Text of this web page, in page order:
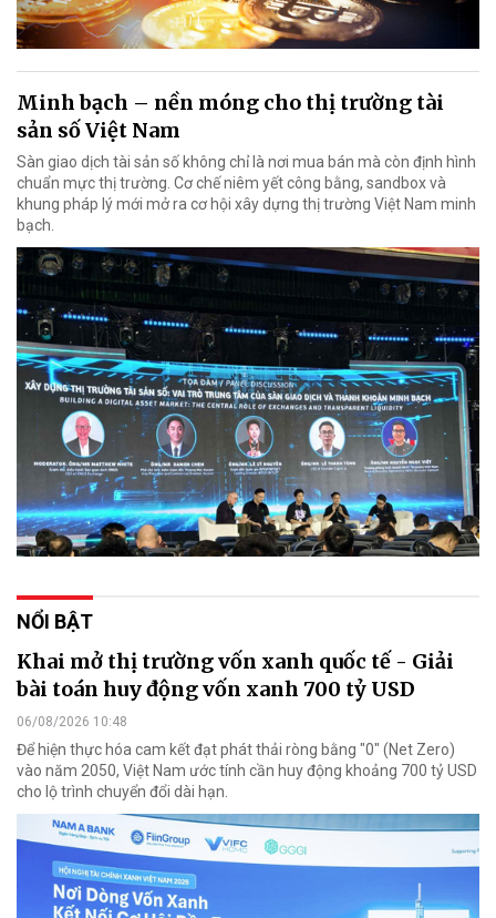
Minh bạch – nền móng cho thị trường tài
sản số Việt Nam
Sàn giao dịch tài sản số không chỉ là nơi mua bán mà còn định hình
chuẩn mực thị trường. Cơ chế niêm yết công bằng, sandbox và
khung pháp lý mới mở ra cơ hội xây dựng thị trường Việt Nam minh
bạch.
NỔI BẬT
Khai mở thị trường vốn xanh quốc tế - Giải
bài toán huy động vốn xanh 700 tỷ USD
06/08/2026 10:48
Để hiện thực hóa cam kết đạt phát thải ròng bằng "0" (Net Zero)
vào năm 2050, Việt Nam ước tính cần huy động khoảng 700 tỷ USD
cho lộ trình chuyển đổi dài hạn.